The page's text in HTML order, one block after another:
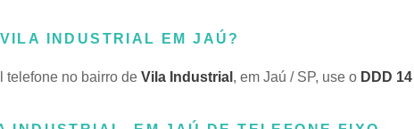
INDUSTRIAL EM JAÚ?
telefone no bairro de Vila Industrial , em Jaú / SP, use o DDD 14